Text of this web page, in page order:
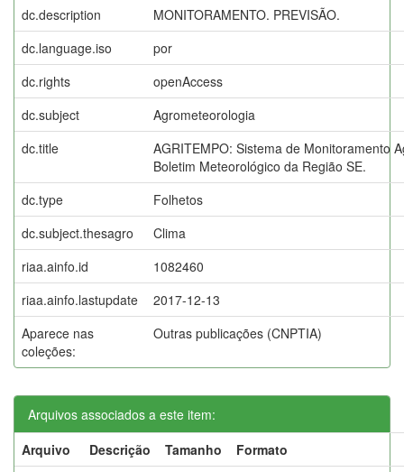
dc.description
MONITORAMENTO. PREVISÃO.
dc.language.iso
por
dc.rights
openAccess
dc.subject
Agrometeorologia
dc.title
AGRITEMPO: Sistema de Monitoramento
Boletim Meteorológico da Região SE.
dc.type
Folhetos
dc.subject.thesagro
Clima
riaa.ainfo.id
1082460
riaa.ainfo.lastupdate
2017-12-13
Aparece nas
coleções:
Outras publicações (CNPTIA)
Arquivos associados a este item:
Arquivo
Descrição Tamanho
Formato